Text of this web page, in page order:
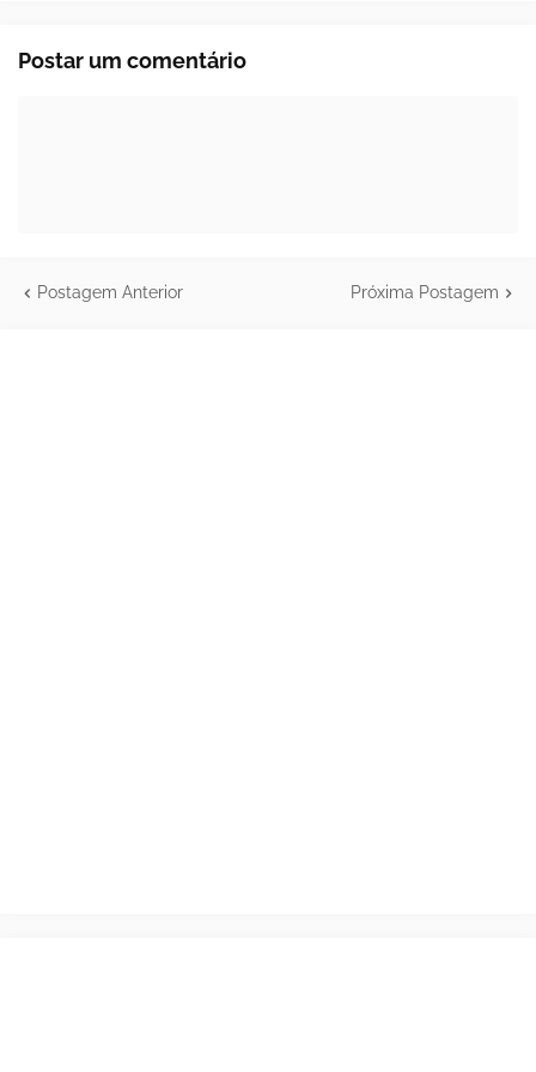
Postar um comentário
Postagem Anterior Próxima Postagem